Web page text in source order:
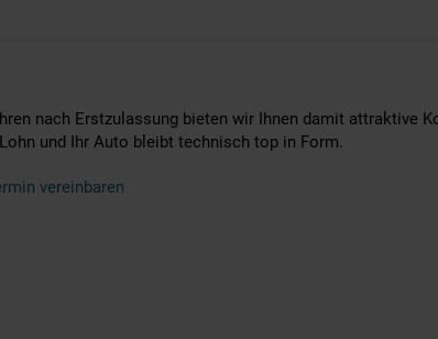
nach Erstzulassung bieten wir Ihnen damit attraktive
und Ihr Auto bleibt technisch top in Form.
vereinbaren